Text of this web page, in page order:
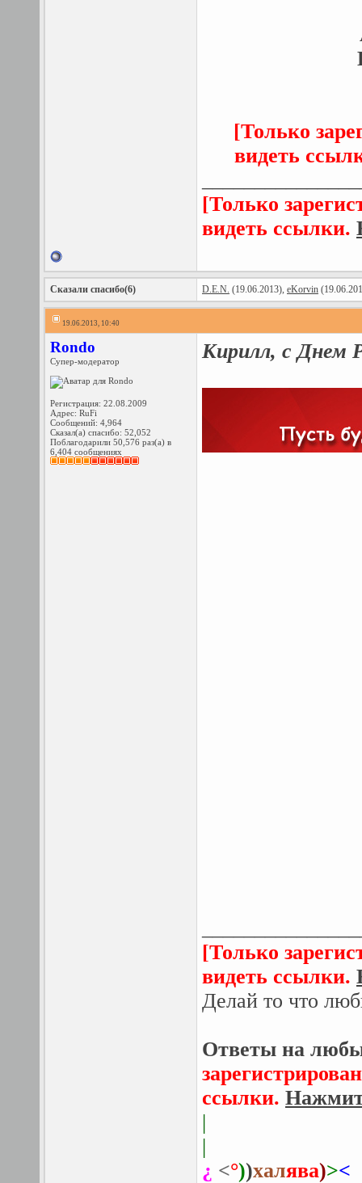
[Только
видеть
[Только
видеть ссылки.
Сказали спасибо(6) D.E.N. (19.06.2013), eKorvin
19.06.2013, 10:40
Rondo
Супер-модератор
Регистрация: 22.08.2009
Адрес: RuFi
Сообщений: 4,964
Сказал(а) спасибо: 52,052
Поблагодарили 50,576 раз(а) в
6,404 сообщениях
Кирилл, с Днем
[Только
видеть ссылки.
Делай то что
Ответы на
ссылки.
|
|
¿ <°))халява)><